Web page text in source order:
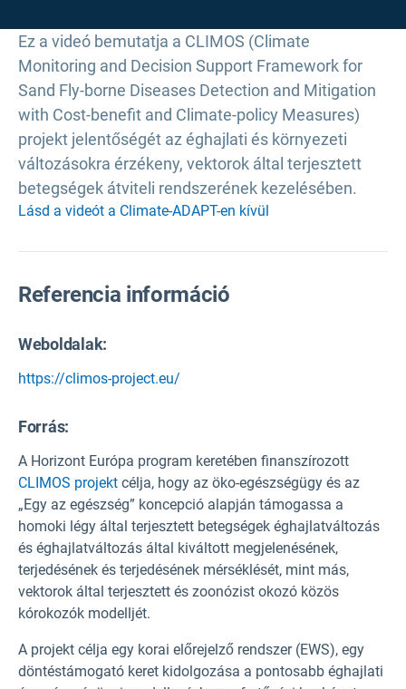
Ez a videó bemutatja a CLIMOS (Climate
Monitoring and Decision Support Framework for
Sand Fly-borne Diseases Detection and Mitigation
with Cost-benefit and Climate-policy Measures)
projekt jelentőségét az éghajlati és környezeti
változásokra érzékeny, vektorok által terjesztett
betegségek átviteli rendszerének kezelésében.
Lásd a videót a Climate-ADAPT-en kívül
Referencia információ
Weboldalak:
https://climos-project.eu/
Forrás:
A Horizont Európa program keretében finanszírozott
CLIMOS projekt célja, hogy az öko-egészségügy és az
„Egy az egészség” koncepció alapján támogassa a
homoki légy által terjesztett betegségek éghajlatváltozás
és éghajlatváltozás által kiváltott megjelenésének,
terjedésének és terjedésének mérséklését, mint más,
vektorok által terjesztett és zoonózist okozó közös
kórokozók modelljét.
A projekt célja egy korai előrejelző rendszer (EWS), egy
döntéstámogató keret kidolgozása a pontosabb éghajlati